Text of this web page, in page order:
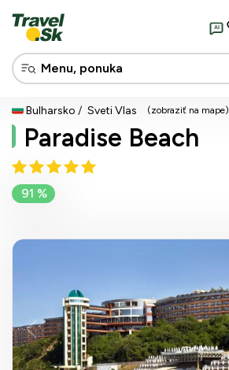
AI
Bulharsko Sveti Vlas (zobraziť na mape)
Paradise Beach
91 %